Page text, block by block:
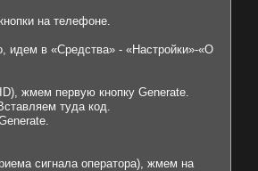
на телефоне.
идем в «Средства» - «Настройки»-«О
жмем первую кнопку Generate.
туда код.
сигнала оператора), жмем на